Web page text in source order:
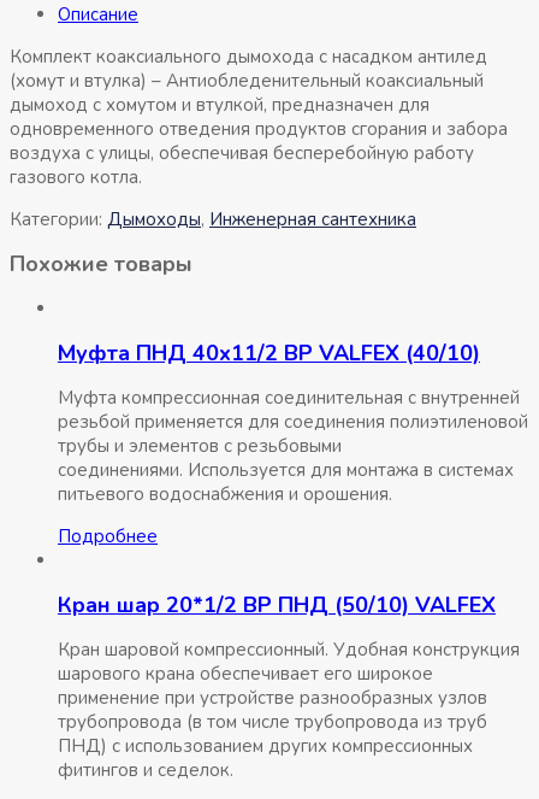
Описание
Комплект коаксиального дымохода с насадком антилед
(хомут и втулка) – Антиобледенительный коаксиальный
дымоход с хомутом и втулкой, предназначен для
одновременного отведения продуктов сгорания и забора
воздуха с улицы, обеспечивая бесперебойную работу
газового котла.
Категории: Дымоходы, Инженерная сантехника
Похожие товары
Муфта ПНД 40х11/2 ВР VALFEX (40/10)
Муфта компрессионная соединительная c внутренней
резьбой применяется для соединения полиэтиленовой
трубы и элементов с резьбовыми
соединениями. Используется для монтажа в системах
питьевого водоснабжения и орошения.
Подробнее
Кран шар 20*1/2 ВР ПНД (50/10) VALFEX
Кран шаровой компрессионный. Удобная конструкция
шарового крана обеспечивает его широкое
применение при устройстве разнообразных узлов
трубопровода (в том числе трубопровода из труб
ПНД) с использованием других компрессионных
фитингов и седелок.